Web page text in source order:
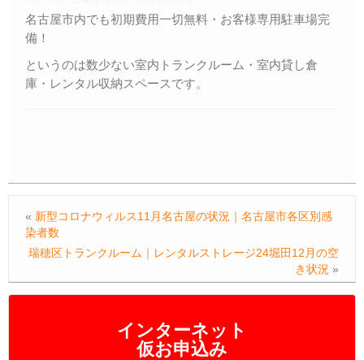
インターネット
仮お申込み
名古屋市内でも初期費用一切無料・お客様専用駐車場完
備！
というのは数少ない室内トランクルーム・室内貸し倉
庫・レンタル収納スペースです。
« 新型コロナウィルス11月名古屋の状況｜名古屋市各区別感
染者数
瑞穂区トランクルーム｜レンタルストレージ24堀田12月の空
き状況 »